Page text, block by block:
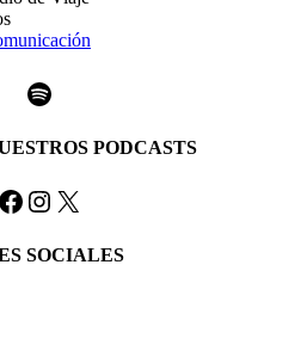
Spotify
PODCASTS
Facebook
Instagram
X
SOCIALES